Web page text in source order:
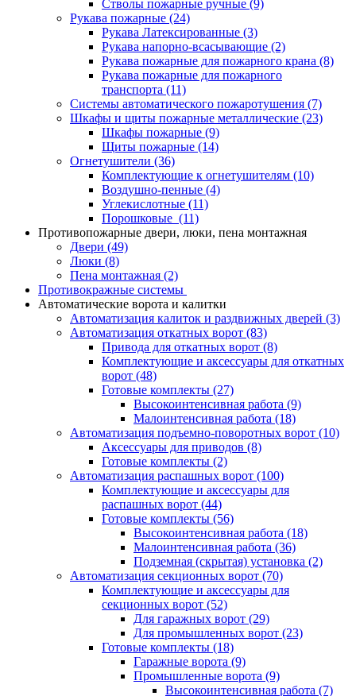
Стволы пожарные ручные (9)
Рукава пожарные (24)
Рукава Латексированные (3)
Рукава напорно-всасывающие (2)
Рукава пожарные для пожарного крана (8)
Рукава пожарные для пожарного
транспорта (11)
Системы автоматического пожаротушения (7)
Шкафы и щиты пожарные металлические (23)
Шкафы пожарные (9)
Щиты пожарные (14)
Огнетушители (36)
Комплектующие к огнетушителям (10)
Воздушно-пенные (4)
Углекислотные (11)
Порошковые (11)
Противопожарные двери, люки, пена монтажная
Двери (49)
Люки (8)
Пена монтажная (2)
Противокражные системы
Автоматические ворота и калитки
Автоматизация калиток и раздвижных дверей (3)
Автоматизация откатных ворот (83)
Привода для откатных ворот (8)
Комплектующие и аксессуары для откатных
ворот (48)
Готовые комплекты (27)
Высокоинтенсивная работа (9)
Малоинтенсивная работа (18)
Автоматизация подъемно-поворотных ворот (10)
Аксессуары для приводов (8)
Готовые комплекты (2)
Автоматизация распашных ворот (100)
Комплектующие и аксессуары для
распашных ворот (44)
Готовые комплекты (56)
Высокоинтенсивная работа (18)
Малоинтенсивная работа (36)
Подземная (скрытая) установка (2)
Автоматизация секционных ворот (70)
Комплектующие и аксессуары для
секционных ворот (52)
Для гаражных ворот (29)
Для промышленных ворот (23)
Готовые комплекты (18)
Гаражные ворота (9)
Промышленные ворота (9)
Высокоинтенсивная работа (7)